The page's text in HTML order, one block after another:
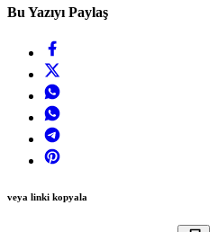
Bu Yazıyı Paylaş
veya linki kopyala